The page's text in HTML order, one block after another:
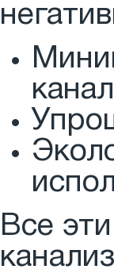
Все